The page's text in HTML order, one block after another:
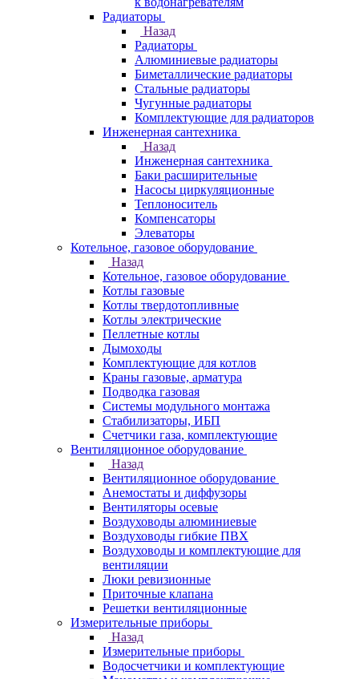
Радиаторы
Назад
Радиаторы
Алюминиевые радиаторы
Биметаллические радиаторы
Стальные радиаторы
Чугунные радиаторы
Комплектующие для радиаторов
Инженерная сантехника
Назад
Инженерная сантехника
Баки расширительные
Насосы циркуляционные
Теплоноситель
Компенсаторы
Элеваторы
Котельное, газовое оборудование
Назад
Котельное, газовое оборудование
Котлы газовые
Котлы твердотопливные
Котлы электрические
Пеллетные котлы
Дымоходы
Комплектующие для котлов
Краны газовые, арматура
Подводка газовая
Системы модульного монтажа
Стабилизаторы, ИБП
Счетчики газа, комплектующие
Вентиляционное оборудование
Назад
Вентиляционное оборудование
Анемостаты и диффузоры
Вентиляторы осевые
Воздуховоды алюминиевые
Воздуховоды гибкие ПВХ
Воздуховоды и комплектующие для
вентиляции
Люки ревизионные
Приточные клапана
Решетки вентиляционные
Измерительные приборы
Назад
Измерительные приборы
Водосчетчики и комплектующие